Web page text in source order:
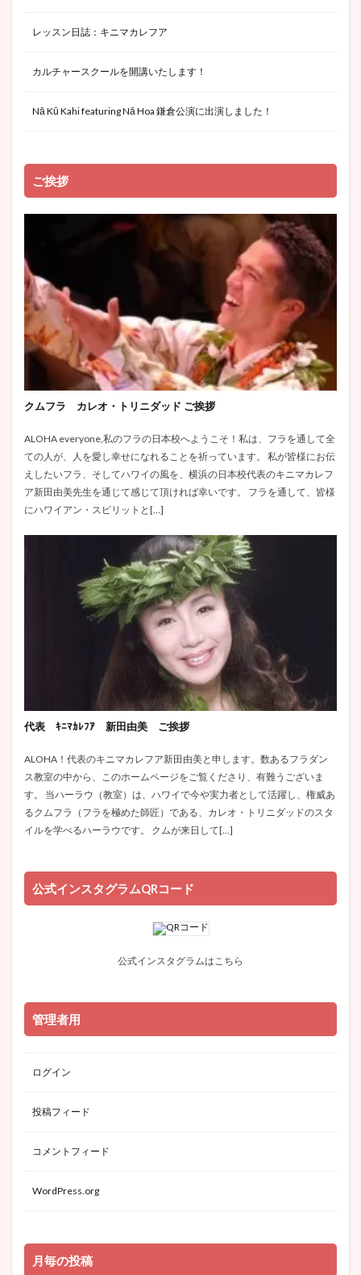
レッスン日誌：キニマカレフア
カルチャースクールを開講いたします！
Nā Kū Kahi featuring Nā Hoa 鎌倉公演に出演しました！
ご挨拶
クムフラ カレオ・トリニダッド ご挨拶
ALOHA everyone,私のフラの日本校へようこそ！私は、フラを通して全
ての人が、人を愛し幸せになれることを祈っています。 私が皆様にお伝
えしたいフラ、そしてハワイの風を、横浜の日本校代表のキニマカレフ
ア新田由美先生を通じて感じて頂ければ幸いです。 フラを通して、皆様
にハワイアン・スピリットと[…]
代表 ｷﾆﾏｶﾚﾌｱ 新田由美 ご挨拶
ALOHA！代表のキニマカレフア新田由美と申します。数あるフラダン
ス教室の中から、このホームページをご覧くださり、有難うございま
す。 当ハーラウ（教室）は、ハワイで今や実力者として活躍し、権威あ
るクムフラ（フラを極めた師匠）である、カレオ・トリニダッドのスタ
イルを学べるハーラウです。 クムが来日して[…]
公式インスタグラムQRコード
公式インスタグラムはこちら
管理者用
ログイン
投稿フィード
コメントフィード
WordPress.org
月毎の投稿